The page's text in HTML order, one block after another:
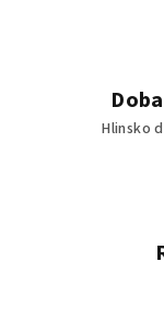
Hlinsko